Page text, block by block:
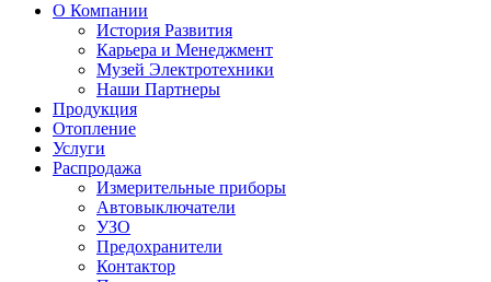
О Компании
История Развития
Карьера и Менеджмент
Музей Электротехники
Наши Партнеры
Продукция
Отопление
Услуги
Распродажа
Измерительные приборы
Автовыключатели
УЗО
Предохранители
Контактор